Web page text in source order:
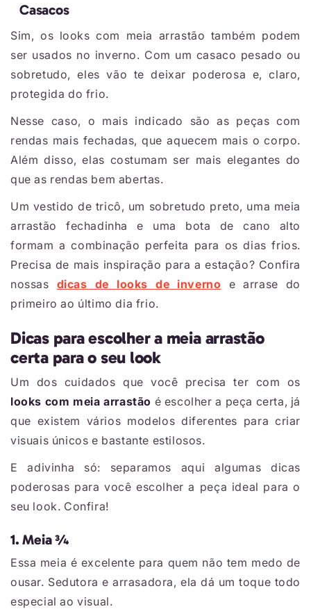
Casacos
Sim, os looks com meia arrastão também podem
ser usados no inverno. Com um casaco pesado ou
sobretudo, eles vão te deixar poderosa e, claro,
protegida do frio.
Nesse caso, o mais indicado são as peças com
rendas mais fechadas, que aquecem mais o corpo.
Além disso, elas costumam ser mais elegantes do
que as rendas bem abertas.
Um vestido de tricô, um sobretudo preto, uma meia
arrastão fechadinha e uma bota de cano alto
formam a combinação perfeita para os dias frios.
Precisa de mais inspiração para a estação? Confira
nossas dicas de looks de inverno e arrase do
primeiro ao último dia frio.
Dicas para escolher a meia arrastão
certa para o seu look
Um dos cuidados que você precisa ter com os
looks com meia arrastão é escolher a peça certa, já
que existem vários modelos diferentes para criar
visuais únicos e bastante estilosos.
E adivinha só: separamos aqui algumas dicas
poderosas para você escolher a peça ideal para o
seu look. Confira!
1. Meia ¾
Essa meia é excelente para quem não tem medo de
ousar. Sedutora e arrasadora, ela dá um toque todo
especial ao visual.